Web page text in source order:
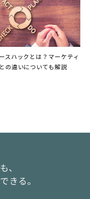
スハックとは？マーケティ
の違いについても解説
、
きる。